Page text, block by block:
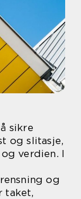
sikre
og slitasje,
verdien. I
og
taket,